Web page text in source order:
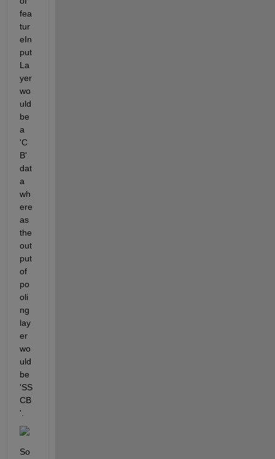
fea
tur
eIn
put
La
yer
wo
uld
be
a
'C
B'
dat
a
wh
ere
as
the
out
put
of
po
oli
ng
lay
er
wo
uld
be
'SS
CB
'.
So